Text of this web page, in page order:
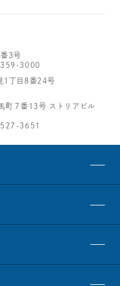
3号
3000
1丁目8番24号
町７番13号 ストリアビル
3651